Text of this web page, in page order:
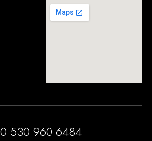
0 530 960 6484